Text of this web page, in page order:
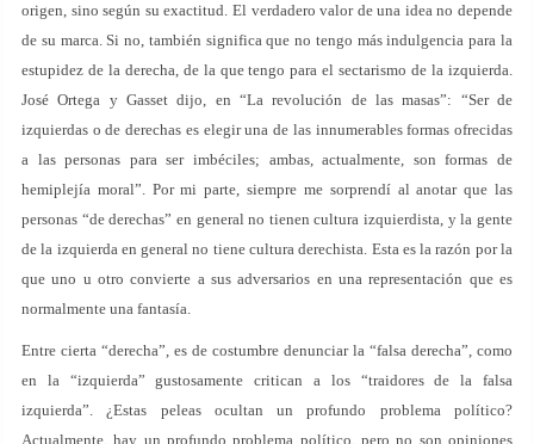
origen, sino según su exactitud. El verdadero valor de una idea no depende
de su marca. Si no, también significa que no tengo más indulgencia para la
estupidez de la derecha, de la que tengo para el sectarismo de la izquierda.
José Ortega y Gasset dijo, en “La revolución de las masas”: “Ser de
izquierdas o de derechas es elegir una de las innumerables formas ofrecidas
a las personas para ser imbéciles; ambas, actualmente, son formas de
hemiplejía moral”. Por mi parte, siempre me sorprendí al anotar que las
personas “de derechas” en general no tienen cultura izquierdista, y la gente
de la izquierda en general no tiene cultura derechista. Esta es la razón por la
que uno u otro convierte a sus adversarios en una representación que es
normalmente una fantasía.
Entre cierta “derecha”, es de costumbre denunciar la “falsa derecha”, como
en la “izquierda” gustosamente critican a los “traidores de la falsa
izquierda”. ¿Estas peleas ocultan un profundo problema político?
Actualmente, hay un profundo problema político, pero no son opiniones